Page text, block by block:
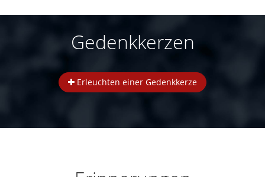
Gedenkkerzen
Erleuchten einer Gedenkkerze